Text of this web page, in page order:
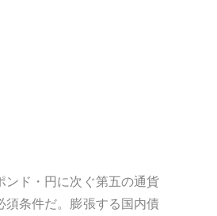
ンド・円に次ぐ第五の通貨
須条件だ。膨張する国内債